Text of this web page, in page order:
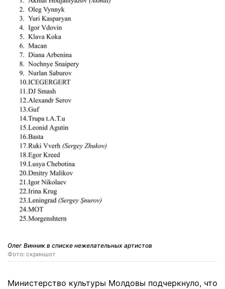
Олег Винник в списке нежелательных артистов
Фото: скриншот
Министерство культуры Молдовы подчеркнуло, что